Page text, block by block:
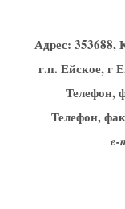
Адрес: 353688,
г.п. Ейское, г
Телефон,
Телефон,
e-